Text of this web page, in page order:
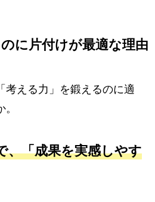
に片付けが最適な理由
考える力」を鍛えるのに適
、「成果を実感しやす